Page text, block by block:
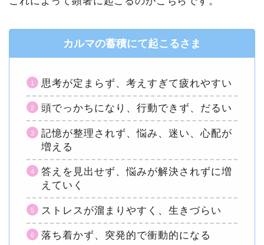
カルマの蓄積にて起こるさま
思考が定まらず、考えすぎて疲れやすい
頭でっかちになり、行動できず、だるい
記憶が整理されず、悩み、迷い、心配が
増える
答えを見出せず、悩みが解決されずに増
えていく
ストレスが溜まりやすく、生きづらい
落ち着かず、突発的で衝動的になる